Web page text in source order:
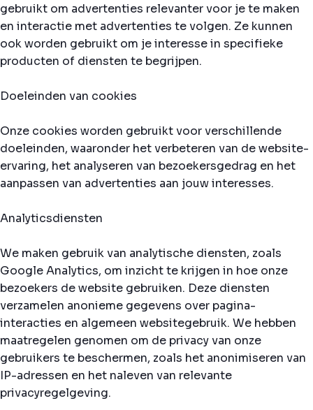
gebruikt om advertenties relevanter voor je te maken
en interactie met advertenties te volgen. Ze kunnen
ook worden gebruikt om je interesse in specifieke
producten of diensten te begrijpen.
Doeleinden van cookies
Onze cookies worden gebruikt voor verschillende
doeleinden, waaronder het verbeteren van de website-
ervaring, het analyseren van bezoekersgedrag en het
aanpassen van advertenties aan jouw interesses.
Analyticsdiensten
We maken gebruik van analytische diensten, zoals
Google Analytics, om inzicht te krijgen in hoe onze
bezoekers de website gebruiken. Deze diensten
verzamelen anonieme gegevens over pagina-
interacties en algemeen websitegebruik. We hebben
maatregelen genomen om de privacy van onze
gebruikers te beschermen, zoals het anonimiseren van
IP-adressen en het naleven van relevante
privacyregelgeving.